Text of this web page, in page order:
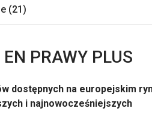
(21)
PRAWY PLUS
dostępnych na europejskim
i najnowocześniejszych